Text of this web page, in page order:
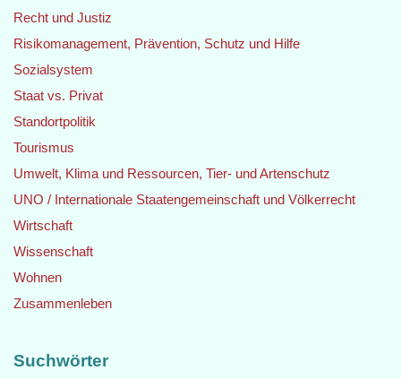
Recht und Justiz
Risikomanagement, Prävention, Schutz und Hilfe
Sozialsystem
Staat vs. Privat
Standortpolitik
Tourismus
Umwelt, Klima und Ressourcen, Tier- und Artenschutz
UNO / Internationale Staatengemeinschaft und Völkerrecht
Wirtschaft
Wissenschaft
Wohnen
Zusammenleben
Suchwörter